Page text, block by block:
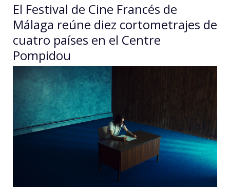
El Festival de Cine Francés de
Málaga reúne diez cortometrajes de
cuatro países en el Centre
Pompidou